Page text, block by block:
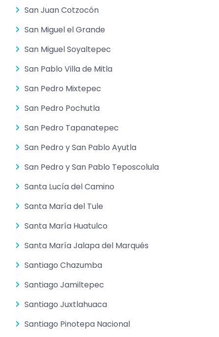
San Juan Cotzocón
San Miguel el Grande
San Miguel Soyaltepec
San Pablo Villa de Mitla
San Pedro Mixtepec
San Pedro Pochutla
San Pedro Tapanatepec
San Pedro y San Pablo Ayutla
San Pedro y San Pablo Teposcolula
Santa Lucía del Camino
Santa María del Tule
Santa María Huatulco
Santa María Jalapa del Marqués
Santiago Chazumba
Santiago Jamiltepec
Santiago Juxtlahuaca
Santiago Pinotepa Nacional